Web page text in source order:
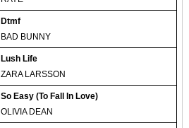
Dtmf
BAD BUNNY
Lush Life
ZARA LARSSON
So Easy (To Fall In Love)
OLIVIA DEAN